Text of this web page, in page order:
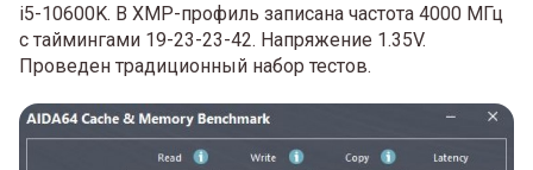
i5-10600K. В XMP-профиль записана частота 4000 МГц
с таймингами 19-23-23-42. Напряжение 1.35V.
Проведен традиционный набор тестов.